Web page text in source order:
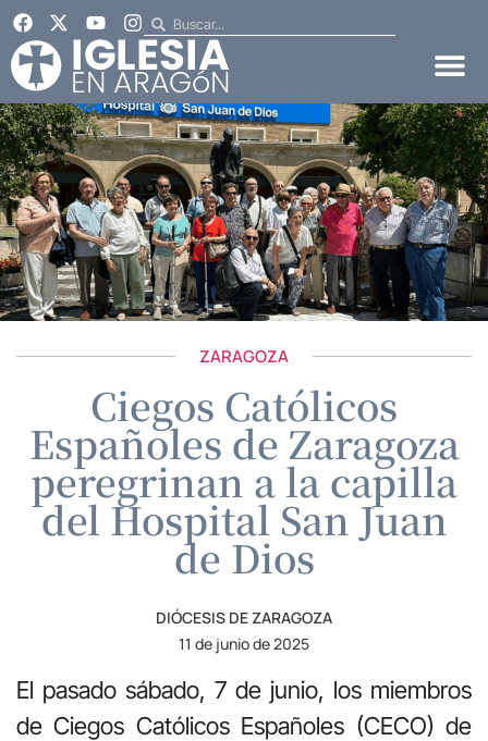
ZARAGOZA
Ciegos Católicos
Españoles de Zaragoza
peregrinan a la capilla
del Hospital San Juan
de Dios
DIÓCESIS DE ZARAGOZA
11 de junio de 2025
El pasado sábado, 7 de junio, los miembros
de Ciegos Católicos Españoles (CECO) de